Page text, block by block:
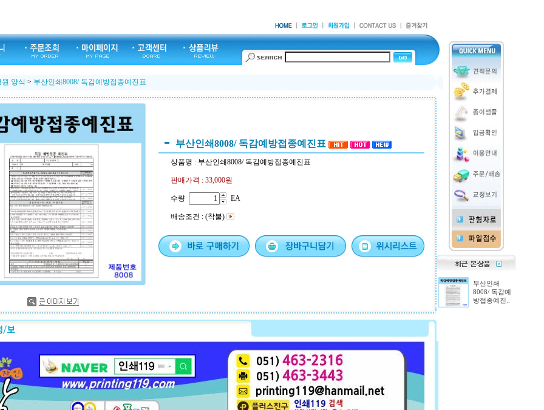
양식 > 부산인쇄8008/ 독감예방접종예진표
부산인쇄8008/ 독감예방접종예진표
상품명 : 부산인쇄8008/ 독감예방접종예진표
판매가격 : 33,000원
수량 EA
배송조건 : (착불)
부산인쇄
8008/ 독감예
방접종예진..